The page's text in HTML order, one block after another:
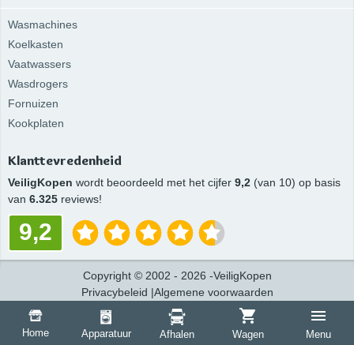
Home Apparatuur Afhalen Wagen Menu
Wasmachines
Koelkasten
Vaatwassers
Wasdrogers
Fornuizen
Kookplaten
Klanttevredenheid
VeiligKopen wordt beoordeeld met het cijfer 9,2 (van 10) op basis
van 6.325 reviews!
9,2
Copyright ©2002 - 2026 -VeiligKopen
Privacybeleid |Algemene voorwaarden